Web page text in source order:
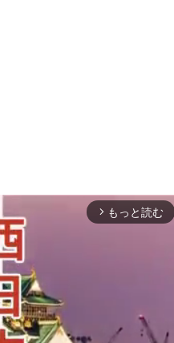
arrow_forward_ios もっと読む